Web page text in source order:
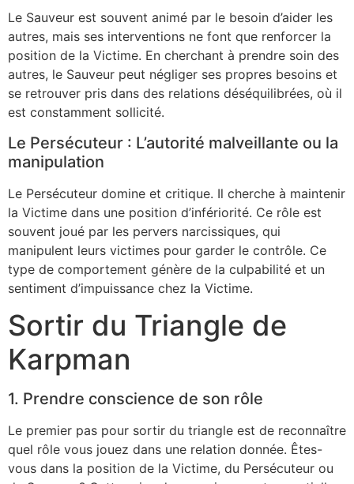
Le Sauveur est souvent animé par le besoin d’aider les
autres, mais ses interventions ne font que renforcer la
position de la Victime. En cherchant à prendre soin des
autres, le Sauveur peut négliger ses propres besoins et
se retrouver pris dans des relations déséquilibrées, où il
est constamment sollicité.
Le Persécuteur : L’autorité malveillante ou la
manipulation
Le Persécuteur domine et critique. Il cherche à maintenir
la Victime dans une position d’infériorité. Ce rôle est
souvent joué par les pervers narcissiques, qui
manipulent leurs victimes pour garder le contrôle. Ce
type de comportement génère de la culpabilité et un
sentiment d’impuissance chez la Victime.
Sortir du Triangle de
Karpman
1. Prendre conscience de son rôle
Le premier pas pour sortir du triangle est de reconnaître
quel rôle vous jouez dans une relation donnée. Êtes-
vous dans la position de la Victime, du Persécuteur ou